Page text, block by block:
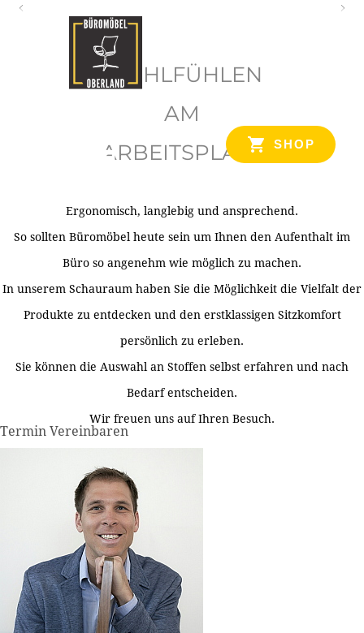
SHOP
WOHLFÜHLEN
AM
ARBEITSPLATZ
Ergonomisch, langlebig und ansprechend.
So sollten Büromöbel heute sein um Ihnen den Aufenthalt im
Büro so angenehm wie möglich zu machen.
In unserem Schauraum haben Sie die Möglichkeit die Vielfalt der
Produkte zu entdecken und den erstklassigen Sitzkomfort
persönlich zu erleben.
Sie können die Auswahl an Stoffen selbst erfahren und nach
Bedarf entscheiden.
Wir freuen uns auf Ihren Besuch.
Termin Vereinbaren